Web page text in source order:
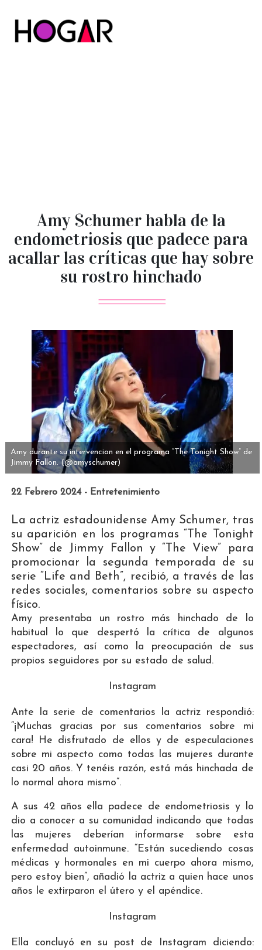
Amy Schumer habla de la
endometriosis que padece para
acallar las críticas que hay sobre
su rostro hinchado
Amy durante su intervencion en el programa “The Tonight Show” de
Jimmy Fallon.(@amyschumer)
22 Febrero 2024 - Entretenimiento
La actriz estadounidense Amy Schumer, tras
su aparición en los programas “The Tonight
Show” de Jimmy Fallon y “The View” para
promocionar la segunda temporada de su
serie “Life and Beth”, recibió, a través de las
redes sociales, comentarios sobre su aspecto
físico.
Amy presentaba un rostro más hinchado de lo
habitual lo que despertó la crítica de algunos
espectadores, así como la preocupación de sus
propios seguidores por su estado de salud.
Instagram
Ante la serie de comentarios la actriz respondió:
“¡Muchas gracias por sus comentarios sobre mi
cara! He disfrutado de ellos y de especulaciones
sobre mi aspecto como todas las mujeres durante
casi 20 años. Y tenéis razón, está más hinchada de
lo normal ahora mismo”.
A sus 42 años ella padece de endometriosis y lo
dio a conocer a su comunidad indicando que todas
las mujeres deberían informarse sobre esta
enfermedad autoinmune. “Están sucediendo cosas
médicas y hormonales en mi cuerpo ahora mismo,
pero estoy bien”, añadió la actriz a quien hace unos
años le extirparon el útero y el apéndice.
Instagram
Ella concluyó en su post de Instagram diciendo: